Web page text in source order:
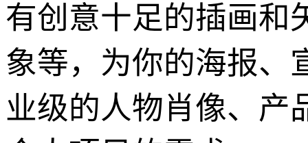
有创意十足的插画和
象等，为你的海报、
业级的人物肖像、产